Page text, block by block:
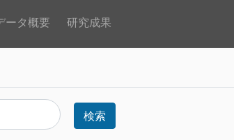
ータ概要 研究成果
検索